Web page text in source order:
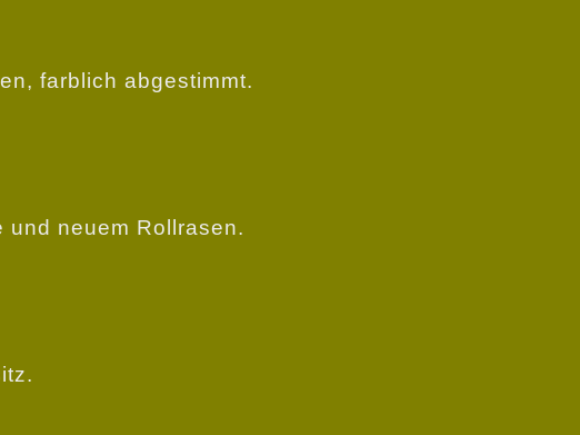
farblich abgestimmt.
und neuem Rollrasen.